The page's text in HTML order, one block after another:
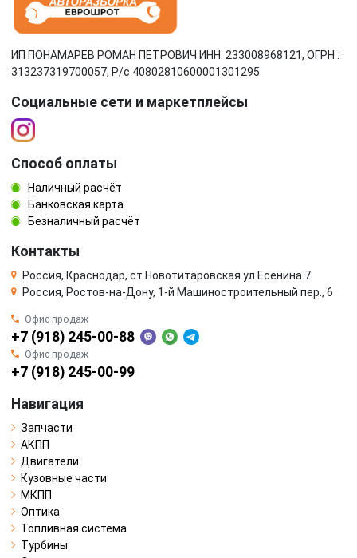
ИП ПОНАМАРЁВ РОМАН ПЕТРОВИЧ ИНН: 233008968121, ОГРН :
313237319700057, Р/c 40802810600001301295
Социальные сети и маркетплейсы
Способ оплаты
Наличный расчёт
Банковская карта
Безналичный расчёт
Контакты
Россия, Краснодар, ст.Новотитаровская ул.Есенина 7
Россия, Ростов-на-Дону, 1-й Машиностроительный пер., 6
Офис продаж
+7 (918) 245-00-88
Офис продаж
+7 (918) 245-00-99
Навигация
Запчасти
АКПП
Двигатели
Кузовные части
МКПП
Оптика
Топливная система
Турбины